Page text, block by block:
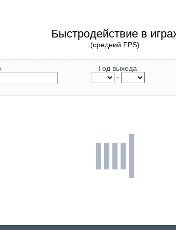
Быстродействие в
(средний FPS)
Год выхода
-